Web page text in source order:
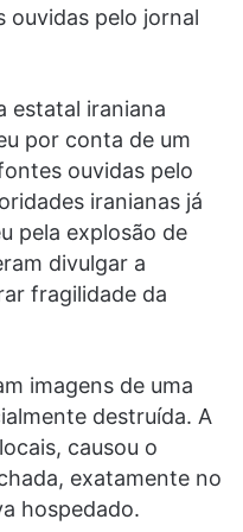
ouvidas pelo jornal
estatal iraniana
por conta de um
ouvidas pelo
iranianas já
pela explosão de
divulgar a
fragilidade da
imagens de uma
destruída. A
causou o
exatamente no
hospedado.